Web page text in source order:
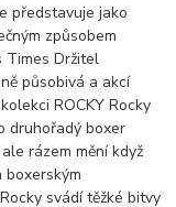
představuje jako
způsobem
Times Držitel
působivá a akcí
ROCKY Rocky
druhořadý boxer
rázem mění když
svádí těžké bitvy